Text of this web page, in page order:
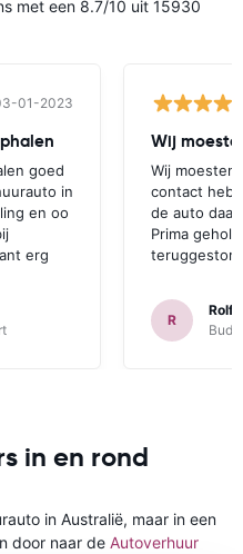
met een 8.7/10 uit 15930
01-2023
goed
in
en oo
erg
Wij
Wij moesten
contact
de auto
Prima
R
Rolf
in en rond
in Australië, maar in een
door naar de Autoverhuur